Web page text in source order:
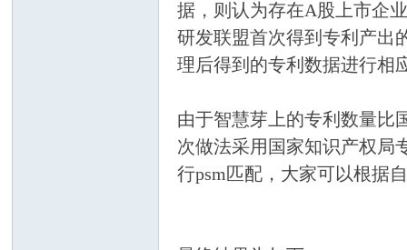
据，则认为存在A股上市企
研发联盟首次得到专利产出
理后得到的专利数据进行相
由于智慧芽上的专利数量比
次做法采用国家知识产权局
行psm匹配，大家可以根据